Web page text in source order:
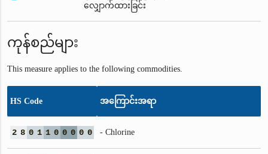
လျှောက်ထားခြင်း
ကုန်စည်များ
This measure applies to the following commodities.
HS Code အကြောင်းအရာ
2 8 0 1 1 0 0 0 0 0 - Chlorine